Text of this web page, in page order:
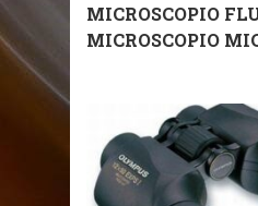
MICROSCOPIO
MICROSCOPIO